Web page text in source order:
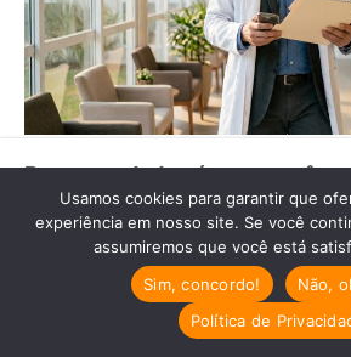
Recomendado só para você
Recuperação de
Impostos Menores
Recuperação de
para Dentistas:
Reaver Impostos…
Usamos cookies para garantir que
experiência em nosso site. Se você
assumiremos que você está
Sim, concordo!
Não,
Política de